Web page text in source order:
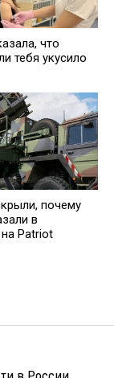
что
тебя укусило
почему
в
Patriot